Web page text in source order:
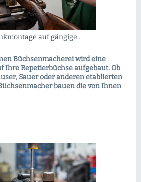
auf gängige...
Büchsenmacherei wird eine
Ihre Repetierbüchse aufgebaut. Ob
Sauer oder anderen etablierten
bauen die von Ihnen